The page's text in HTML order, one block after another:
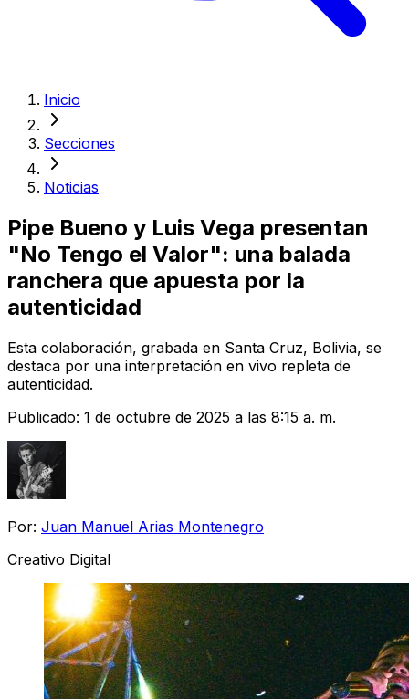
Inicio
Secciones
Noticias
Pipe Bueno y Luis Vega presentan
"No Tengo el Valor": una balada
ranchera que apuesta por la
autenticidad
Esta colaboración, grabada en Santa Cruz, Bolivia, se
destaca por una interpretación en vivo repleta de
autenticidad.
Publicado: 1 de octubre de 2025 a las 8:15 a. m.
Por: Juan Manuel Arias Montenegro
Creativo Digital